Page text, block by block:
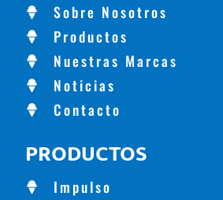
Sobre Nosotros
Productos
Nuestras Marcas
Noticias
Contacto
PRODUCTOS
Impulso